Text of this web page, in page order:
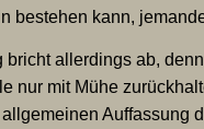
bestehen kann,
bricht allerdings ab,
nur mit Mühe
Auffassung